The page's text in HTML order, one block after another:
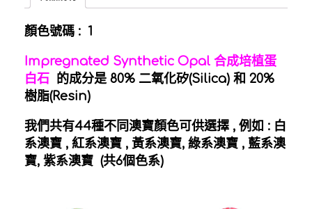
顏色號碼 : 1
Impregnated Synthetic Opal 合成培植蛋
白石 的成分是 80% 二氧化矽(Silica) 和 20%
樹脂(Resin)
我們共有44種不同澳寶顏色可供選擇 , 例如 : 白
系澳寶 , 紅系澳寶 , 黃系澳寶, 綠系澳寶 , 藍系澳
寶, 紫系澳寶 (共6個色系)